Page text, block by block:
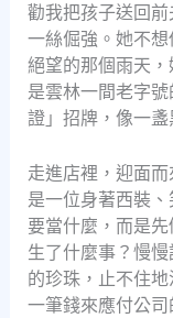
勸我把孩子送回
一絲倔強。她不
絕望的那個雨天
是雲林一間老字
證」招牌，像一盞
走進店裡，迎面
是一位身著西裝
要當什麼，而是
生了什麼事？慢
的珍珠，止不住
一筆錢來應付公司